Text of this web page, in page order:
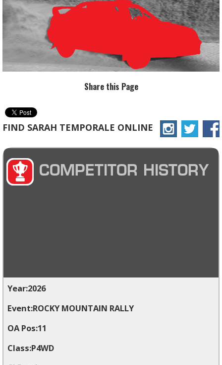
Share this Page
FIND SARAH TEMPORALE ONLINE
COMPETITOR HISTORY
2026
ROCKY MOUNTAIN RALLY
11
P4WD